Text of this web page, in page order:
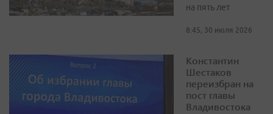
на пять лет
8:45, 30 июля 2026
Константин
Шестаков
переизбран на
пост главы
Владивостока